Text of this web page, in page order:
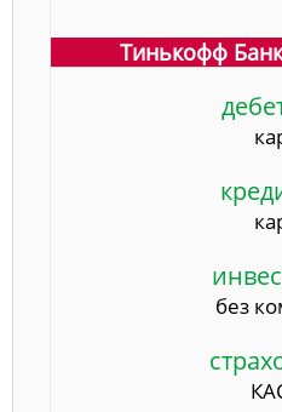
Тинькофф
без